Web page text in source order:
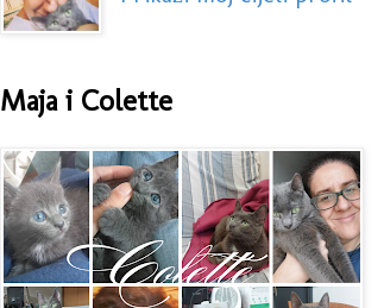
Maja i Colette